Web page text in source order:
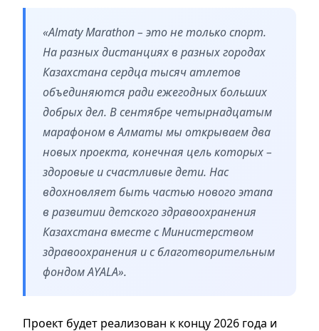
«Almaty Marathon – это не только спорт.
На разных дистанциях в разных городах
Казахстана сердца тысяч атлетов
объединяются ради ежегодных больших
добрых дел. В сентябре четырнадцатым
марафоном в Алматы мы открываем два
новых проекта, конечная цель которых –
здоровые и счастливые дети. Нас
вдохновляет быть частью нового этапа
в развитии детского здравоохранения
Казахстана вместе с Министерством
здравоохранения и с благотворительным
фондом AYALA».
Проект будет реализован к концу 2026 года и